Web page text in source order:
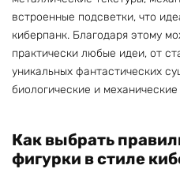
встроенные подсветки, что
киберпанк. Благодаря этому
практически любые идеи, от
уникальных фантастических
биологические и
Как выбрать
фигурки в стиле